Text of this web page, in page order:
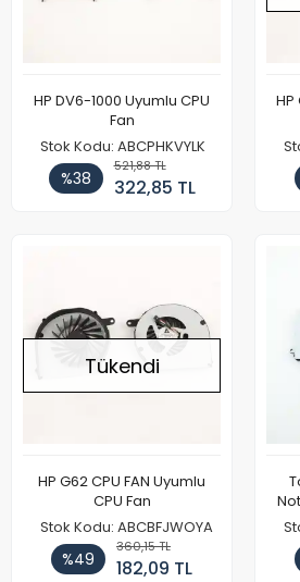
HP DV6-1000 Uyumlu CPU
Fan
Stok Kodu: ABCPHKVYLK
%38
521,88 TL
322,85 TL
Tükendi
HP G62 CPU FAN Uyumlu
CPU Fan
Stok Kodu: ABCBFJWOYA
%49
360,15 TL
182,09 TL